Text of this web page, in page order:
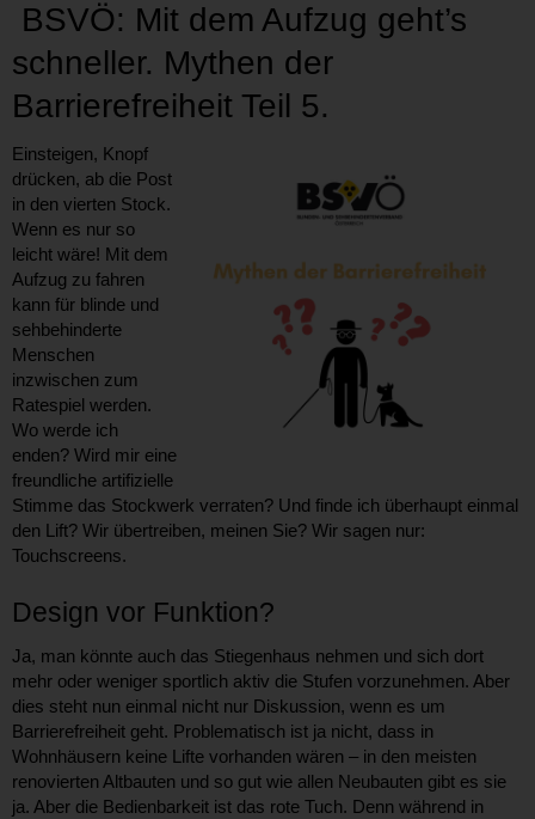
BSVÖ: Mit dem Aufzug geht’s
schneller. Mythen der
Barrierefreiheit Teil 5.
Einsteigen, Knopf
drücken, ab die Post
in den vierten Stock.
Wenn es nur so
leicht wäre! Mit dem
Aufzug zu fahren
kann für blinde und
sehbehinderte
Menschen
inzwischen zum
Ratespiel werden.
Wo werde ich
enden? Wird mir eine
freundliche artifizielle
Stimme das Stockwerk verraten? Und finde ich überhaupt einmal
den Lift? Wir übertreiben, meinen Sie? Wir sagen nur:
Touchscreens.
Design vor Funktion?
Ja, man könnte auch das Stiegenhaus nehmen und sich dort
mehr oder weniger sportlich aktiv die Stufen vorzunehmen. Aber
dies steht nun einmal nicht nur Diskussion, wenn es um
Barrierefreiheit geht. Problematisch ist ja nicht, dass in
Wohnhäusern keine Lifte vorhanden wären – in den meisten
renovierten Altbauten und so gut wie allen Neubauten gibt es sie
ja. Aber die Bedienbarkeit ist das rote Tuch. Denn während in